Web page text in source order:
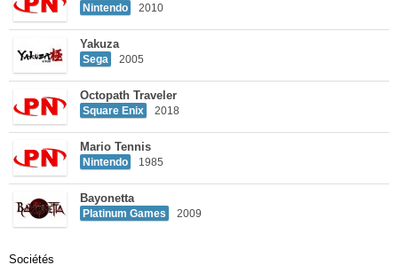
Nintendo 2010
Yakuza
Sega 2005
Octopath Traveler
Square Enix 2018
Mario Tennis
Nintendo 1985
Bayonetta
Platinum Games 2009
Sociétés